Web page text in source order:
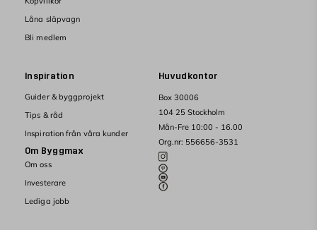
Huvudkontor
Box 30006
104 25 Stockholm
Mån-Fre 10:00 - 16.00
Org.nr: 556656-3531
Låna släpvagn
Bli medlem
Inspiration
Guider & byggprojekt
Tips & råd
Inspiration från våra kunder
Om Byggmax
Om oss
Investerare
Lediga jobb